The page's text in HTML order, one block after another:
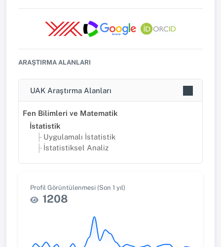
ARAŞTIRMA ALANLARI
UAK Araştırma Alanları
Fen Bilimleri ve Matematik
İstatistik
Uygulamalı İstatistik
İstatistiksel Analiz
Profil Görüntülenmesi (Son 1 yıl)
1208